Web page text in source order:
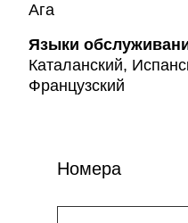
Ага
Языки
Каталанский,
Французский
Номера